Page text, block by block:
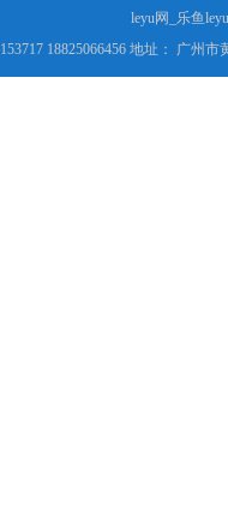
leyu网_乐鱼
18825066456 地址： 广州